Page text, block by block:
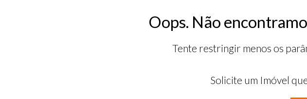
Oops. Não
Tente restringir menos os
Solicite um Imóvel